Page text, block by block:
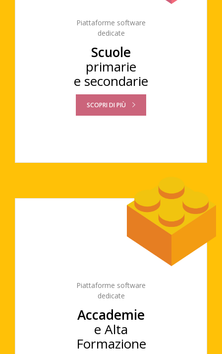
Piattaforme software
dedicate
Scuole
primarie
e secondarie
SCOPRI DI PIÙ
Piattaforme software
dedicate
Accademie
e Alta
Formazione